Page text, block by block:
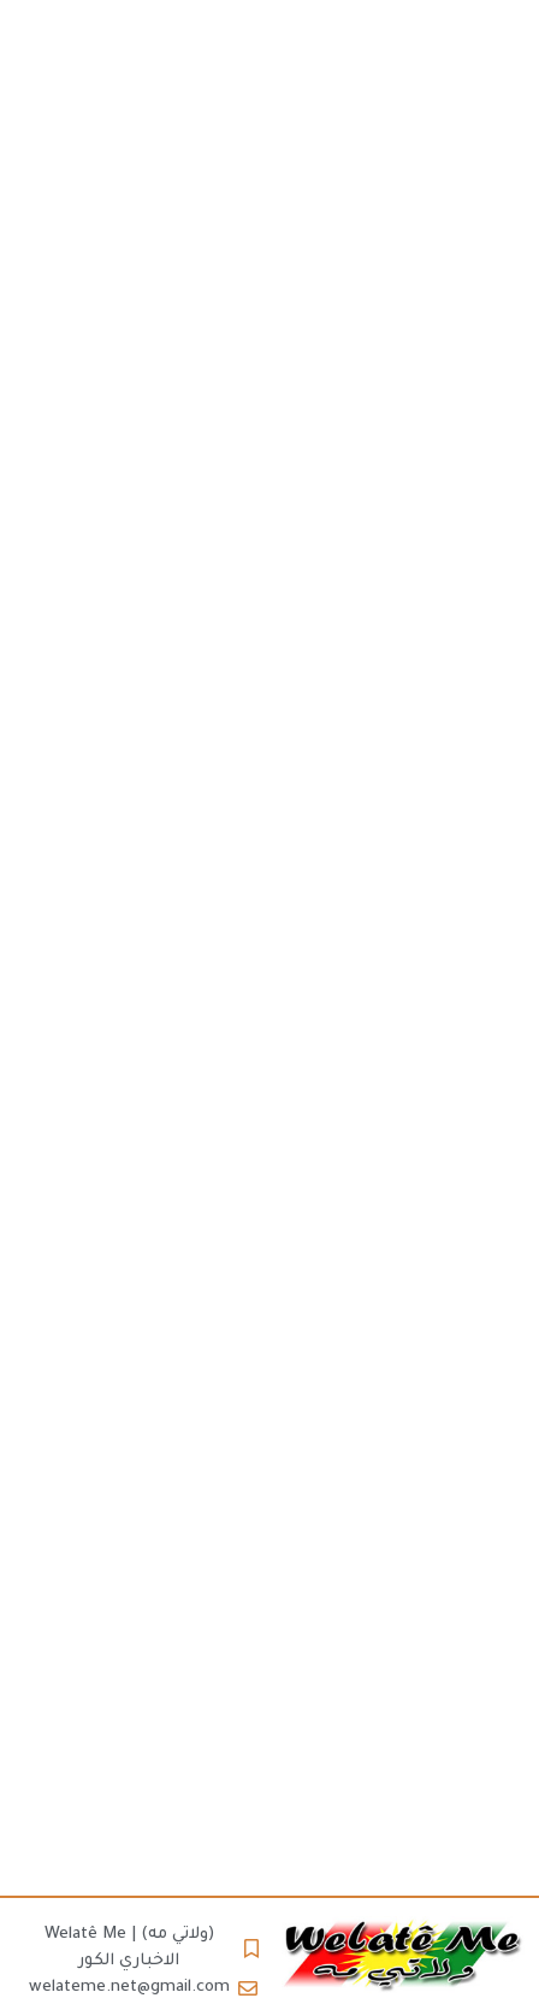
(ولاتي مه) | Welatê Me
الاخباري الكور
welateme.net@gmail.com